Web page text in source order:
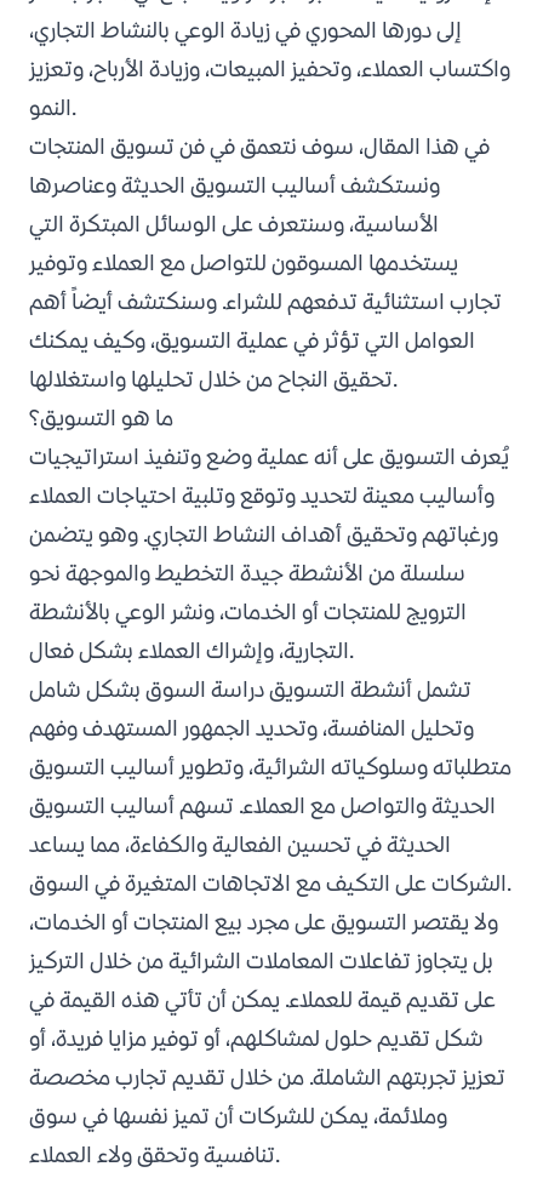
إلى دورها المحوري في زيادة الوعي بالنشاط التجاري،
واكتساب العملاء، وتحفيز المبيعات، وزيادة الأرباح، وتعزيز
النمو.
في هذا المقال، سوف نتعمق في فن تسويق المنتجات
ونستكشف أساليب التسويق الحديثة وعناصرها
الأساسية، وسنتعرف على الوسائل المبتكرة التي
يستخدمها المسوقون للتواصل مع العملاء وتوفير
تجارب استثنائية تدفعهم للشراء. وسنكتشف أيضاً أهم
العوامل التي تؤثر في عملية التسويق، وكيف يمكنك
تحقيق النجاح من خلال تحليلها واستغلالها.
ما هو التسويق؟
يُعرف التسويق على أنه عملية وضع وتنفيذ استراتيجيات
وأساليب معينة لتحديد وتوقع وتلبية احتياجات العملاء
ورغباتهم وتحقيق أهداف النشاط التجاري. وهو يتضمن
سلسلة من الأنشطة جيدة التخطيط والموجهة نحو
الترويج للمنتجات أو الخدمات، ونشر الوعي بالأنشطة
التجارية، وإشراك العملاء بشكل فعال.
تشمل أنشطة التسويق دراسة السوق بشكل شامل
وتحليل المنافسة، وتحديد الجمهور المستهدف وفهم
متطلباته وسلوكياته الشرائية، وتطوير أساليب التسويق
الحديثة والتواصل مع العملاء. تسهم أساليب التسويق
الحديثة في تحسين الفعالية والكفاءة، مما يساعد
الشركات على التكيف مع الاتجاهات المتغيرة في السوق.
ولا يقتصر التسويق على مجرد بيع المنتجات أو الخدمات،
بل يتجاوز تفاعلات المعاملات الشرائية من خلال التركيز
على تقديم قيمة للعملاء. يمكن أن تأتي هذه القيمة في
شكل تقديم حلول لمشاكلهم، أو توفير مزايا فريدة، أو
تعزيز تجربتهم الشاملة. من خلال تقديم تجارب مخصصة
وملائمة، يمكن للشركات أن تميز نفسها في سوق
تنافسية وتحقق ولاء العملاء.